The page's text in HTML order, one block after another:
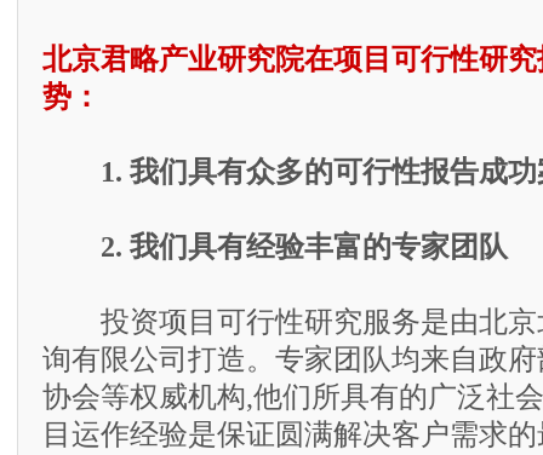
北京君略产业研究院在项目可行性研
势：
1. 我们具有众多的可行性报告成功
2. 我们具有经验丰富的专家团队
投资项目可行性研究服务是由北京
询有限公司打造。专家团队均来自政
协会等权威机构,他们所具有的广泛社
目运作经验是保证圆满解决客户需求